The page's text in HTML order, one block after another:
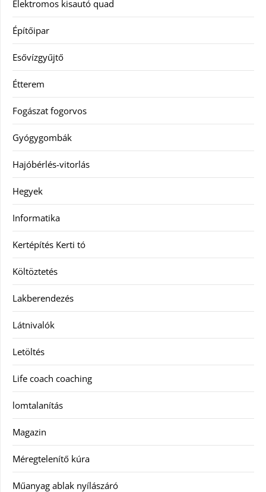
Elektromos kisautó quad
Építőipar
Esővízgyűjtő
Étterem
Fogászat fogorvos
Gyógygombák
Hajóbérlés-vitorlás
Hegyek
Informatika
Kertépítés Kerti tó
Költöztetés
Lakberendezés
Látnivalók
Letöltés
Life coach coaching
lomtalanítás
Magazin
Méregtelenítő kúra
Műanyag ablak nyílászáró